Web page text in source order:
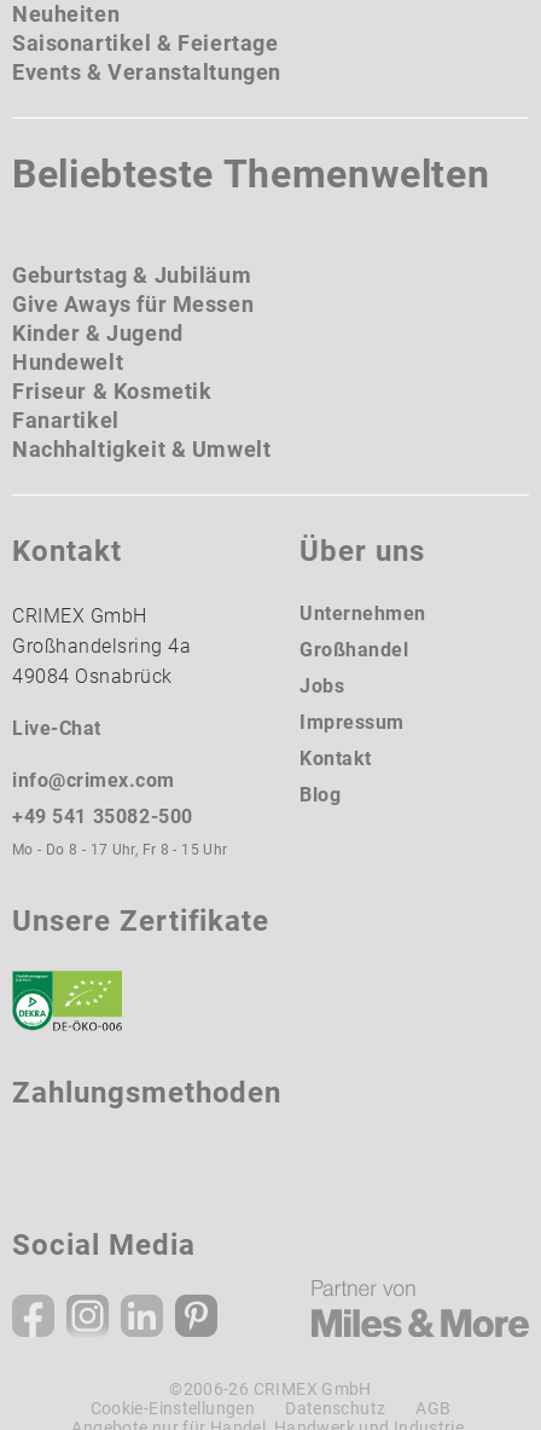
Neuheiten
Saisonartikel & Feiertage
Events & Veranstaltungen
Beliebteste Themenwelten
Geburtstag & Jubiläum
Give Aways für Messen
Kinder & Jugend
Hundewelt
Friseur & Kosmetik
Fanartikel
Nachhaltigkeit & Umwelt
Kontakt
CRIMEX GmbH
Großhandelsring 4a
49084 Osnabrück
Live-Chat
info@crimex.com
+49 541 35082-500
Mo - Do 8 - 17 Uhr, Fr 8 - 15 Uhr
Über uns
Unternehmen
Großhandel
Jobs
Impressum
Kontakt
Blog
Unsere Zertifikate
Zahlungsmethoden
Social Media
©2006-26 CRIMEX GmbH
Cookie-Einstellungen Datenschutz AGB